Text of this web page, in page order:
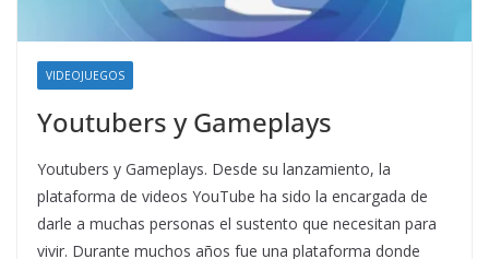
VIDEOJUEGOS
Youtubers y Gameplays
Youtubers y Gameplays. Desde su lanzamiento, la
plataforma de videos YouTube ha sido la encargada de
darle a muchas personas el sustento que necesitan para
vivir. Durante muchos años fue una plataforma donde